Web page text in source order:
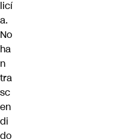
licí
a.
No
ha
n
tra
sc
en
di
do